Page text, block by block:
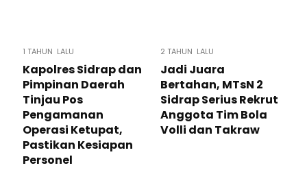
1 TAHUN LALU
Kapolres Sidrap dan
Pimpinan Daerah
Tinjau Pos
Pengamanan
Operasi Ketupat,
Pastikan Kesiapan
Personel
2 TAHUN LALU
Jadi Juara
Bertahan, MTsN 2
Sidrap Serius Rekrut
Anggota Tim Bola
Volli dan Takraw